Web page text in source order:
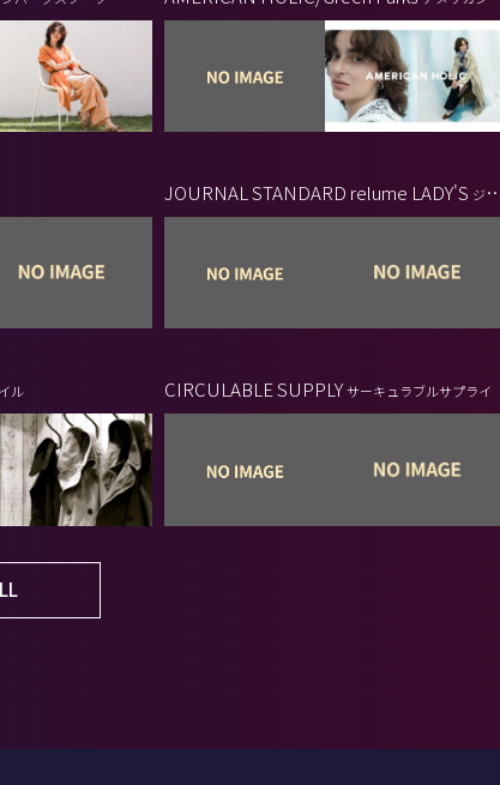
リックグリーンパークス
JOURNAL STANDARD relume LADY'S ジャ
ーナルスタンダード レリューム レディース
ル CIRCULABLE SUPPLYサーキュラブルサプライ